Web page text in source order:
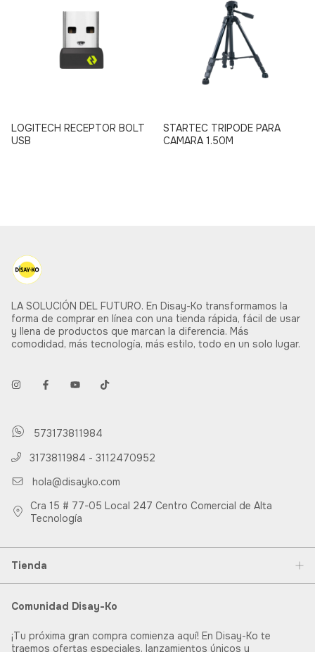
LOGITECH RECEPTOR BOLT
USB
STARTEC TRIPODE PARA
CAMARA 1.50M
LA SOLUCIÓN DEL FUTURO. En Disay-Ko transformamos la
forma de comprar en línea con una tienda rápida, fácil de usar
y llena de productos que marcan la diferencia. Más
comodidad, más tecnología, más estilo, todo en un solo lugar.
573173811984
3173811984 - 3112470952
hola@disayko.com
Cra 15 # 77-05 Local 247 Centro Comercial de Alta
Tecnología
Tienda
Comunidad Disay-Ko
¡Tu próxima gran compra comienza aquí! En Disay-Ko te
traemos ofertas especiales, lanzamientos únicos y